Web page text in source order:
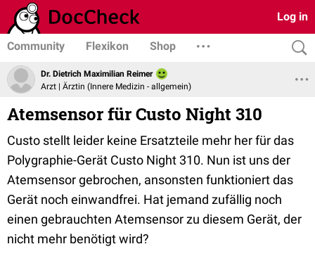
Log in
Community Flexikon Shop
Dr. Dietrich Maximilian Reimer
Arzt | Ärztin (Innere Medizin - allgemein)
Atemsensor für Custo Night 310
Custo stellt leider keine Ersatzteile mehr her für das
Polygraphie-Gerät Custo Night 310. Nun ist uns der
Atemsensor gebrochen, ansonsten funktioniert das
Gerät noch einwandfrei. Hat jemand zufällig noch
einen gebrauchten Atemsensor zu diesem Gerät, der
nicht mehr benötigt wird?